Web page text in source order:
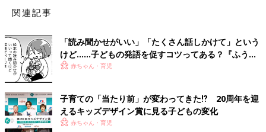
クスできてうれしいですよね。これからもっともっとキッズスペ
ース併設のお店が増えますように！（文・竹腰奈生）
〈取材協力：株式会社ボディワーク〉
関連記事
「読み聞かせがいい」「たくさん話しかけて」という
けど……子どもの発語を促すコツってある？『ふうふ
う子育て ＃64』
赤ちゃん・育児
子育ての「当たり前」が変わってきた⁉ 20周年を迎
えるキッズデザイン賞に見る子どもの変化
赤ちゃん・育児